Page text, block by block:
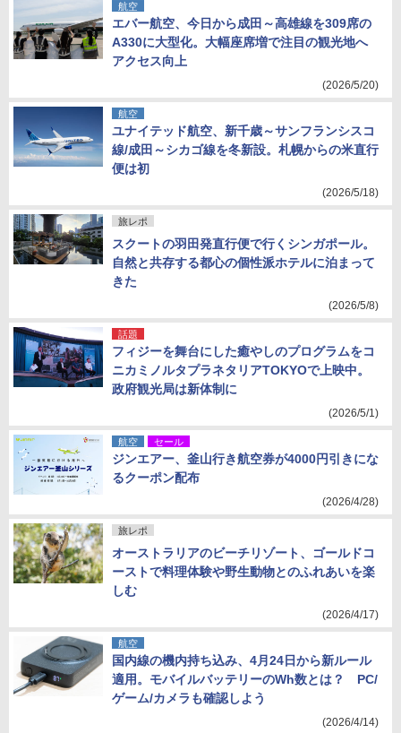
航空
エバー航空、今日から成田～高雄線を309席の
A330に大型化。大幅座席増で注目の観光地へ
アクセス向上
(2026/5/20)
航空
ユナイテッド航空、新千歳～サンフランシスコ
線/成田～シカゴ線を冬新設。札幌からの米直行
便は初
(2026/5/18)
旅レポ
スクートの羽田発直行便で行くシンガポール。
自然と共存する都心の個性派ホテルに泊まって
きた
(2026/5/8)
話題
フィジーを舞台にした癒やしのプログラムをコ
ニカミノルタプラネタリアTOKYOで上映中。
政府観光局は新体制に
(2026/5/1)
航空 セール
ジンエアー、釜山行き航空券が4000円引きにな
るクーポン配布
(2026/4/28)
旅レポ
オーストラリアのビーチリゾート、ゴールドコ
ーストで料理体験や野生動物とのふれあいを楽
しむ
(2026/4/17)
航空
国内線の機内持ち込み、4月24日から新ルール
適用。モバイルバッテリーのWh数とは？ PC/
ゲーム/カメラも確認しよう
(2026/4/14)